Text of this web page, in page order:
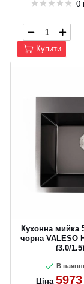
0
Купити
Кухонна мийка
чорна VALESO
(3,0/1,5)
В
Ціна 5973